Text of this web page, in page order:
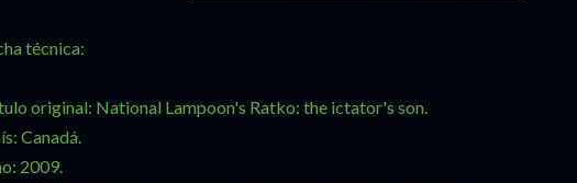
técnica:
original: National Lampoon's Ratko: the ictator's son.
Canadá.
2009.